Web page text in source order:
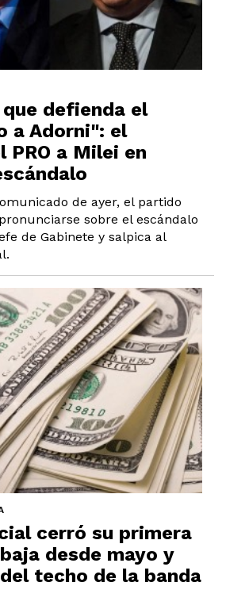
defienda el
a Adorni": el
PRO a Milei en
de ayer, el partido
sobre el escándalo
de Gabinete y salpica al
cerró su primera
desde mayo y
techo de la banda